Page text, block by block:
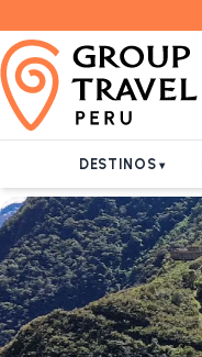
DESTINOS